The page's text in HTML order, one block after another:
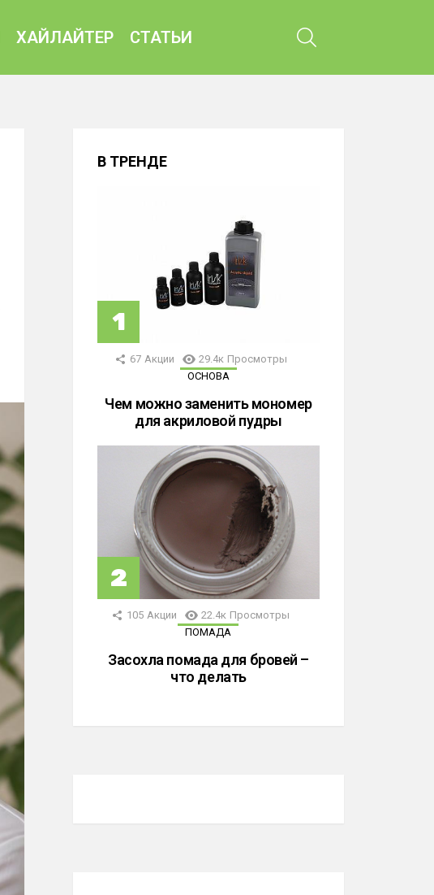
ХАЙЛАЙТЕР СТАТЬИ
В ТРЕНДЕ
67 Акции 29.4к Просмотры
ОСНОВА
Чем можно заменить мономер
для акриловой пудры
105 Акции 22.4к Просмотры
ПОМАДА
Засохла помада для бровей –
что делать